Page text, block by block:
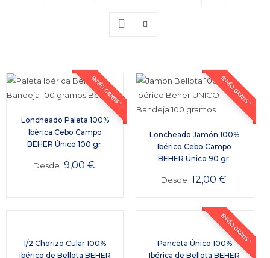
ENVÍO GRATIS *
Loncheado Paleta 100%
Ibérica Cebo Campo
BEHER Único 100 gr.
Desde 9,00 €
ENVÍO GRATIS *
Loncheado Jamón 100%
Ibérico Cebo Campo
BEHER Único 90 gr.
Desde 12,00 €
1/2 Chorizo Cular 100%
ibérico de Bellota BEHER
ENVÍO GRATIS *
Panceta Único 100%
Ibérica de Bellota BEHER